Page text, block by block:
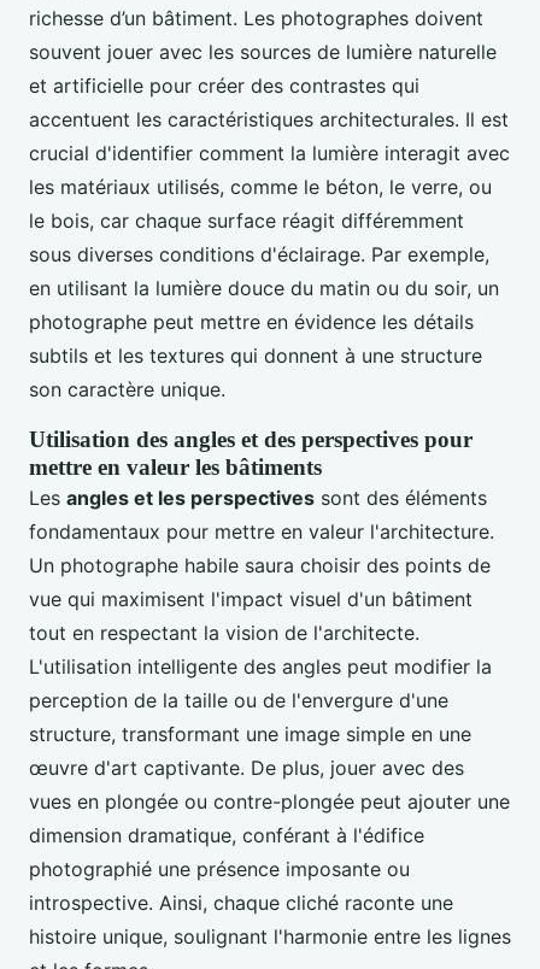
richesse d’un bâtiment. Les photographes doivent
souvent jouer avec les sources de lumière naturelle
et artificielle pour créer des contrastes qui
accentuent les caractéristiques architecturales. Il est
crucial d'identifier comment la lumière interagit avec
les matériaux utilisés, comme le béton, le verre, ou
le bois, car chaque surface réagit différemment
sous diverses conditions d'éclairage. Par exemple,
en utilisant la lumière douce du matin ou du soir, un
photographe peut mettre en évidence les détails
subtils et les textures qui donnent à une structure
son caractère unique.
Utilisation des angles et des perspectives pour
mettre en valeur les bâtiments
Les angles et les perspectives sont des éléments
fondamentaux pour mettre en valeur l'architecture.
Un photographe habile saura choisir des points de
vue qui maximisent l'impact visuel d'un bâtiment
tout en respectant la vision de l'architecte.
L'utilisation intelligente des angles peut modifier la
perception de la taille ou de l'envergure d'une
structure, transformant une image simple en une
œuvre d'art captivante. De plus, jouer avec des
vues en plongée ou contre-plongée peut ajouter une
dimension dramatique, conférant à l'édifice
photographié une présence imposante ou
introspective. Ainsi, chaque cliché raconte une
histoire unique, soulignant l'harmonie entre les lignes